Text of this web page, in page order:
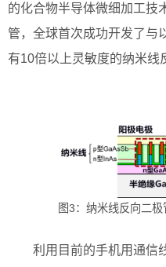
的化合物半导体微细加工技
管，全球首次成功开发了与
有10倍以上灵敏度的纳米线
图3：纳米线反向二
利用目前的手机用通信